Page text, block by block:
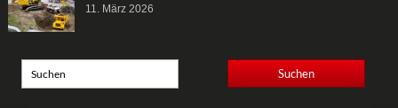
11. März 2026